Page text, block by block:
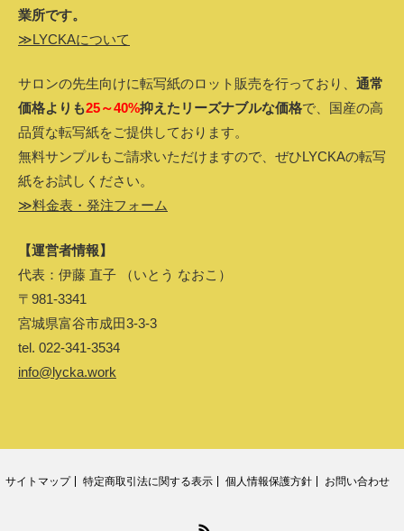
業所です。
≫LYCKAについて
サロンの先生向けに転写紙のロット販売を行っており、 通常
価格よりも25～40%抑えたリーズナブルな価格で、国産の高
品質な転写紙をご提供しております。
無料サンプルもご請求いただけますので、ぜひLYCKAの転写
紙をお試しください。
≫料金表・発注フォーム
【運営者情報】
代表：伊藤 直子 （いとう なおこ）
〒981-3341
宮城県富谷市成田3-3-3
tel. 022-341-3534
info@lycka.work
サイトマップ 特定商取引法に関する表示 個人情報保護方針 お問い合わせ